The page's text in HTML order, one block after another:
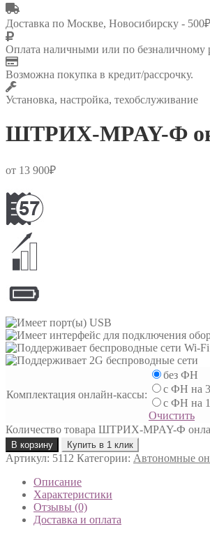
Доставка по Москве, Новосибирску -
Оплата наличными или по безналичному
Возможна покупка в кредит/рассрочку.
Установка, настройка, техобслуживание
ШТРИХ-MPAY-Ф
от 13 900₽
Комплектация онлайн-кассы:
без ФН
с ФН на
с ФН на
Очистить
Количество товара ШТРИХ-MPAY-Ф
В корзину Купить в 1 клик
Артикул: 5112 Категории: Автономные
Описание
Характеристики
Отзывы (0)
Доставка и оплата